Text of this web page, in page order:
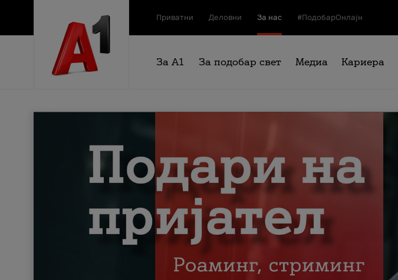
Приватни Деловни За нас #ПодобарОнлајн
За А1 За подобар свет Медиа Кариера